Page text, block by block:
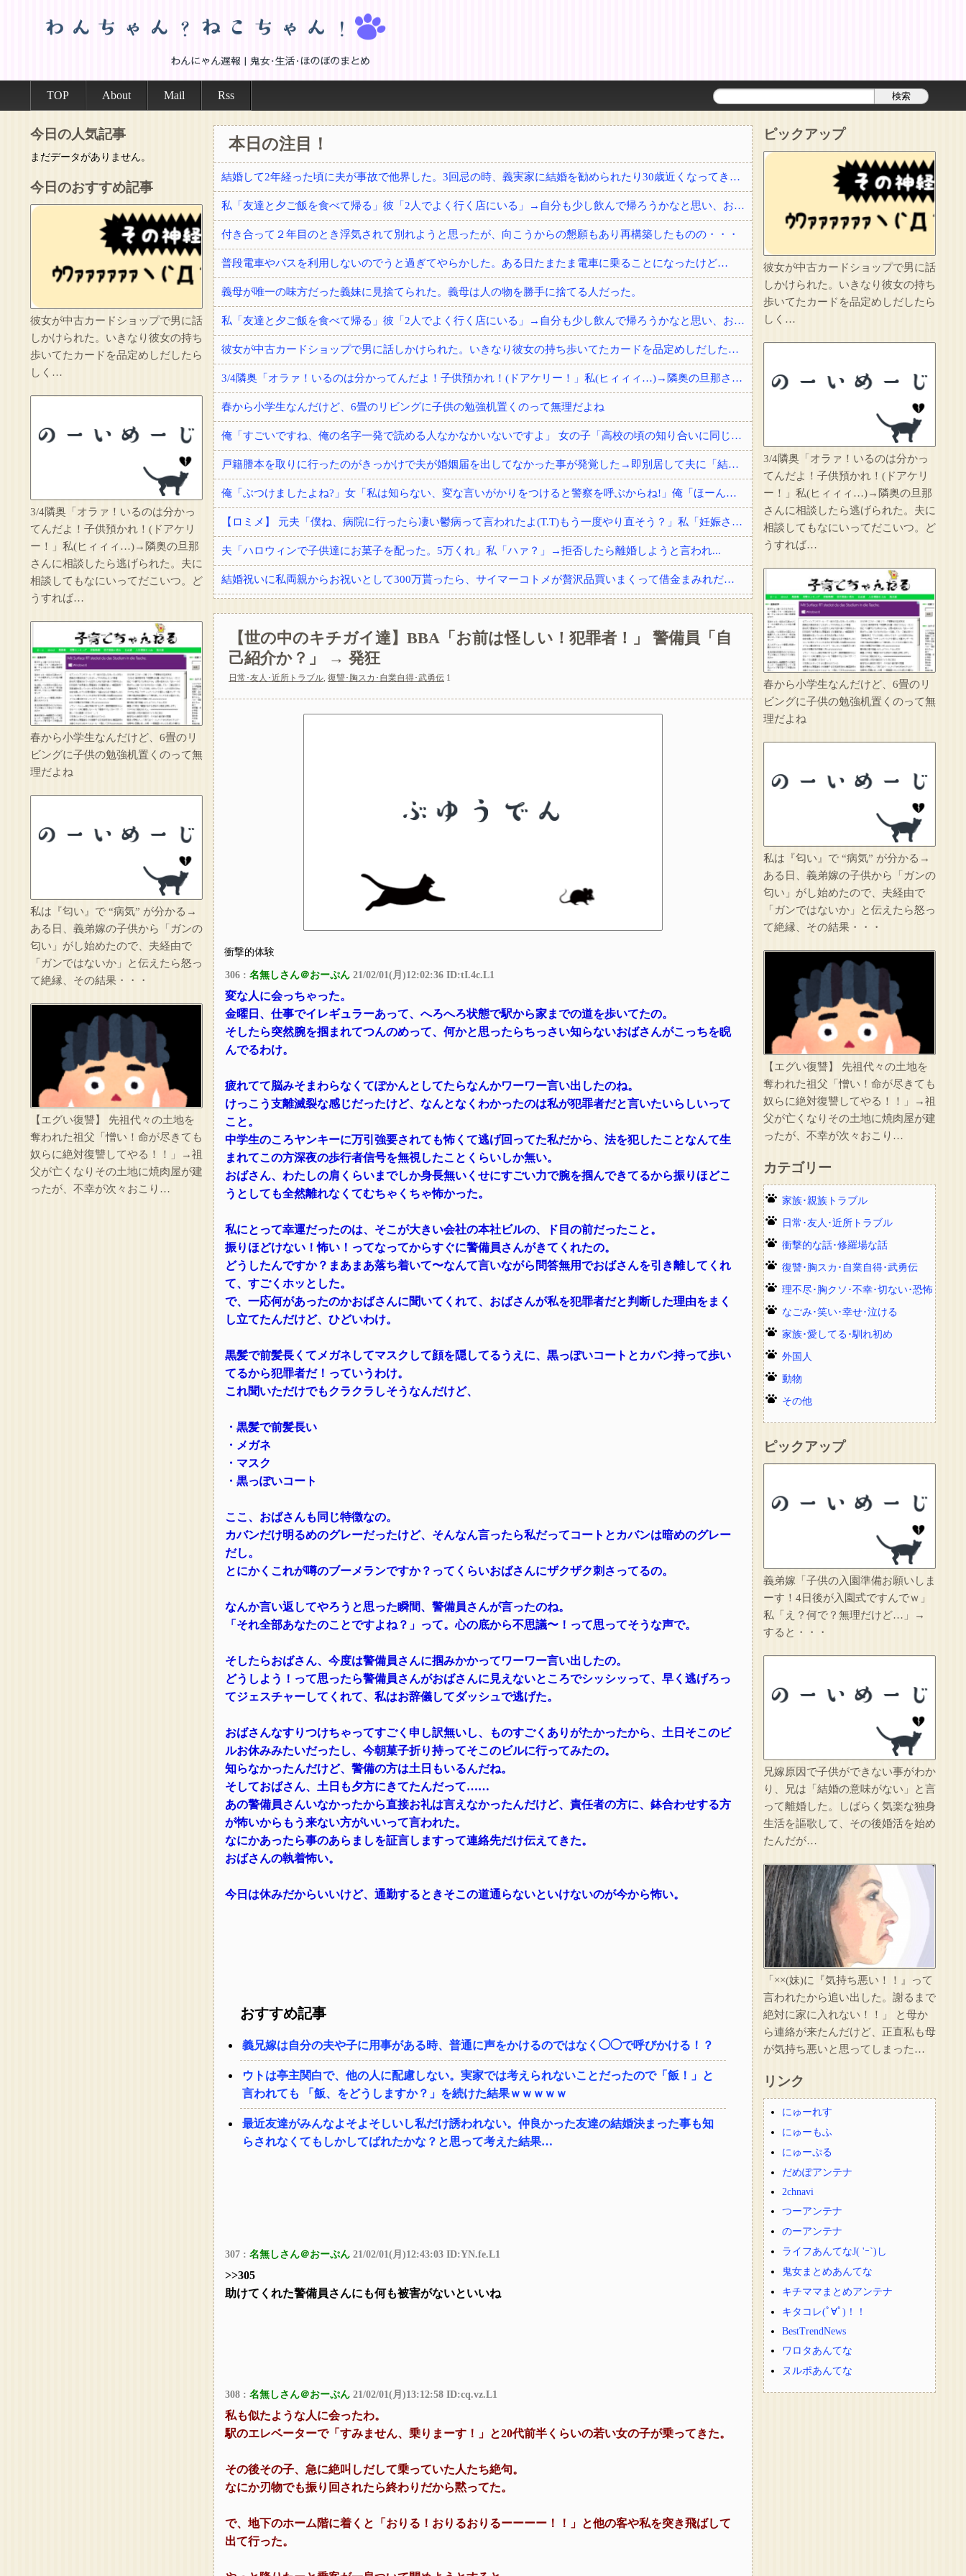
TOP About Mail Rss
今日の人気記事
まだデータがありません。
今日のおすすめ記事
彼女が中古カードショップで男に話
しかけられた。いきなり彼女の持ち
歩いてたカードを品定めしだしたら
しく…
3/4隣奥「オラァ！いるのは分かっ
てんだよ！子供預かれ！(ドアケリ
ー！」私(ヒィィィ…)→隣奥の旦那
さんに相談したら逃げられた。夫に
相談してもなにいってだこいつ。ど
うすれば…
春から小学生なんだけど、6畳のリ
ビングに子供の勉強机置くのって無
理だよね
私は『匂い』で “病気” が分かる→
ある日、義弟嫁の子供から「ガンの
匂い」がし始めたので、夫経由で
「ガンではないか」と伝えたら怒っ
て絶縁、その結果・・・
【エグい復讐】 先祖代々の土地を
奪われた祖父「憎い！命が尽きても
奴らに絶対復讐してやる！！」→祖
父が亡くなりその土地に焼肉屋が建
ったが、不幸が次々おこり…
本日の注目！
結婚して2年経った頃に夫が事故で他界した。3回忌の時、義実家に結婚を勧められたり30歳近くなってきて、このままでいいのかなとぼんやり思っていると・・・？
私「友達と夕ご飯を食べて帰る」彼「2人でよく行く店にいる」→自分も少し飲んで帰ろうかなと思い、お店に顔を出したら・・・
付き合って２年目のとき浮気されて別れようと思ったが、向こうからの懇願もあり再構築したものの・・・
普段電車やバスを利用しないのでうと過ぎてやらかした。ある日たまたま電車に乗ることになったけど…
義母が唯一の味方だった義妹に見捨てられた。義母は人の物を勝手に捨てる人だった。
私「友達と夕ご飯を食べて帰る」彼「2人でよく行く店にいる」→自分も少し飲んで帰ろうかなと思い、お店に顔を出したら・・・
彼女が中古カードショップで男に話しかけられた。いきなり彼女の持ち歩いてたカードを品定めしだしたらしく…
3/4隣奥「オラァ！いるのは分かってんだよ！子供預かれ！(ドアケリー！」私(ヒィィィ…)→隣奥の旦那さんに相談したら逃げられた。夫に相談してもなにいってだこいつ。どうすれば…
春から小学生なんだけど、6畳のリビングに子供の勉強机置くのって無理だよね
俺「すごいですね、俺の名字一発で読める人なかなかいないですよ」 女の子「高校の頃の知り合いに同じ名字の人が居まして」
戸籍謄本を取りに行ったのがきっかけで夫が婚姻届を出してなかった事が発覚した→即別居して夫に「結婚詐欺だから訴える！」と伝えたら信じられない...
俺「ぶつけましたよね?」女「私は知らない、変な言いがかりをつけると警察を呼ぶからね!」俺「ほーん」→スーパーの駐車場で当て逃げされた！警察に...
【ロミメ】 元夫「僕ね、病院に行ったら凄い鬱病って言われたよ(T.T)もう一度やり直そう？」私「妊娠させた女子高生はどうなったわけ！？」
夫「ハロウィンで子供達にお菓子を配った。5万くれ」私「ハァ？」→拒否したら離婚しようと言われ...
結婚祝いに私両親からお祝いとして300万貰ったら、サイマーコトメが贅沢品買いまくって借金まみれだから貸してと言ってきた。
手術を受けてドナーから内臓の一つをもらった。すると術後不思議な現象が…家族「気のせいよ」
託児ママ「暇でしょー？置いといてくれるだけでいいからー」私（置いとくだけ？）→イラっとしたので…
【世の中のキチガイ達】BBA「お前は怪しい！犯罪者！」 警備員「自
己紹介か？」 → 発狂
日常･友人･近所トラブル, 復讐･胸スカ･自業自得･武勇伝 1
衝撃的体験
306 : 名無しさん＠おーぷん 21/02/01(月)12:02:36 ID:tI.4c.L1
変な人に会っちゃった。
金曜日、仕事でイレギュラーあって、へろへろ状態で駅から家までの道を歩いてたの。
そしたら突然腕を掴まれてつんのめって、何かと思ったらちっさい知らないおばさんがこっちを睨
んでるわけ。
疲れてて脳みそまわらなくてぽかんとしてたらなんかワーワー言い出したのね。
けっこう支離滅裂な感じだったけど、なんとなくわかったのは私が犯罪者だと言いたいらしいって
こと。
中学生のころヤンキーに万引強要されても怖くて逃げ回ってた私だから、法を犯したことなんて生
まれてこの方深夜の歩行者信号を無視したことくらいしか無い。
おばさん、わたしの肩くらいまでしか身長無いくせにすごい力で腕を掴んできてるから振りほどこ
うとしても全然離れなくてむちゃくちゃ怖かった。
私にとって幸運だったのは、そこが大きい会社の本社ビルの、ド目の前だったこと。
振りほどけない！怖い！ってなってからすぐに警備員さんがきてくれたの。
どうしたんですか？まあまあ落ち着いて〜なんて言いながら問答無用でおばさんを引き離してくれ
て、すごくホッとした。
で、一応何があったのかおばさんに聞いてくれて、おばさんが私を犯罪者だと判断した理由をまく
し立てたんだけど、ひどいわけ。
黒髪で前髪長くてメガネしてマスクして顔を隠してるうえに、黒っぽいコートとカバン持って歩い
てるから犯罪者だ！っていうわけ。
これ聞いただけでもクラクラしそうなんだけど、
・黒髪で前髪長い
・メガネ
・マスク
・黒っぽいコート
ここ、おばさんも同じ特徴なの。
カバンだけ明るめのグレーだったけど、そんなん言ったら私だってコートとカバンは暗めのグレー
だし。
とにかくこれが噂のブーメランですか？ってくらいおばさんにザクザク刺さってるの。
なんか言い返してやろうと思った瞬間、警備員さんが言ったのね。
「それ全部あなたのことですよね？」って。心の底から不思議〜！って思ってそうな声で。
そしたらおばさん、今度は警備員さんに掴みかかってワーワー言い出したの。
どうしよう！って思ったら警備員さんがおばさんに見えないところでシッシッって、早く逃げろっ
てジェスチャーしてくれて、私はお辞儀してダッシュで逃げた。
おばさんなすりつけちゃってすごく申し訳無いし、ものすごくありがたかったから、土日そこのビ
ルお休みみたいだったし、今朝菓子折り持ってそこのビルに行ってみたの。
知らなかったんだけど、警備の方は土日もいるんだね。
そしておばさん、土日も夕方にきてたんだって……
あの警備員さんいなかったから直接お礼は言えなかったんだけど、責任者の方に、鉢合わせする方
が怖いからもう来ない方がいいって言われた。
なにかあったら事のあらましを証言しますって連絡先だけ伝えてきた。
おばさんの執着怖い。
今日は休みだからいいけど、通勤するときそこの道通らないといけないのが今から怖い。
おすすめ記事
義兄嫁は自分の夫や子に用事がある時、普通に声をかけるのではなく◯◯で呼びかける！？
ウトは亭主関白で、他の人に配慮しない。実家では考えられないことだったので「飯！」と
言われても 「飯、をどうしますか？」を続けた結果ｗｗｗｗｗ
最近友達がみんなよそよそしいし私だけ誘われない。仲良かった友達の結婚決まった事も知
らされなくてもしかしてばれたかな？と思って考えた結果…
307 : 名無しさん＠おーぷん 21/02/01(月)12:43:03 ID:YN.fe.L1
>>305
助けてくれた警備員さんにも何も被害がないといいね
308 : 名無しさん＠おーぷん 21/02/01(月)13:12:58 ID:cq.vz.L1
私も似たような人に会ったわ。
駅のエレベーターで「すみません、乗りまーす！」と20代前半くらいの若い女の子が乗ってきた。
その後その子、急に絶叫しだして乗っていた人たち絶句。
なにか刃物でも振り回されたら終わりだから黙ってた。
で、地下のホーム階に着くと「おりる！おりるおりるーーーー！！」と他の客や私を突き飛ばして
出て行った。
ピックアップ
彼女が中古カードショップで男に話
しかけられた。いきなり彼女の持ち
歩いてたカードを品定めしだしたら
しく…
3/4隣奥「オラァ！いるのは分かっ
てんだよ！子供預かれ！(ドアケリ
ー！」私(ヒィィィ…)→隣奥の旦那
さんに相談したら逃げられた。夫に
相談してもなにいってだこいつ。ど
うすれば…
春から小学生なんだけど、6畳のリ
ビングに子供の勉強机置くのって無
理だよね
私は『匂い』で “病気” が分かる→
ある日、義弟嫁の子供から「ガンの
匂い」がし始めたので、夫経由で
「ガンではないか」と伝えたら怒っ
て絶縁、その結果・・・
【エグい復讐】 先祖代々の土地を
奪われた祖父「憎い！命が尽きても
奴らに絶対復讐してやる！！」→祖
父が亡くなりその土地に焼肉屋が建
ったが、不幸が次々おこり…
カテゴリー
家族･親族トラブル
日常･友人･近所トラブル
衝撃的な話･修羅場な話
復讐･胸スカ･自業自得･武勇伝
理不尽･胸クソ･不幸･切ない･恐怖
なごみ･笑い･幸せ･泣ける
家族･愛してる･馴れ初め
外国人
動物
その他
ピックアップ
義弟嫁「子供の入園準備お願いしま
ーす！4日後が入園式ですんでｗ」
私「え？何で？無理だけど…」→
すると・・・
兄嫁原因で子供ができない事がわか
り、兄は「結婚の意味がない」と言
って離婚した。しばらく気楽な独身
生活を謳歌して、その後婚活を始め
たんだが…
「××(妹)に『気持ち悪い！！』って
言われたから追い出した。謝るまで
絶対に家に入れない！！」 と母か
ら連絡が来たんだけど、正直私も母
が気持ち悪いと思ってしまった…
リンク
にゅーれす
にゅーもふ
にゅーぷる
だめぽアンテナ
2chnavi
つーアンテナ
のーアンテナ
ライフあんてなJ( 'ｰ`)し
鬼女まとめあんてな
キチママまとめアンテナ
キタコレ(ﾟ∀ﾟ)！！
BestTrendNews
ワロタあんてな
ヌルポあんてな